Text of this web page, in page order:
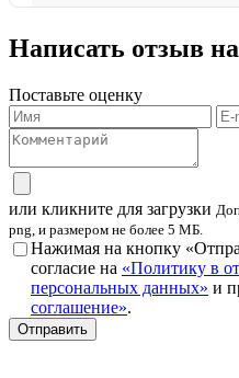
Написать отзыв на
Поставьте оценку
или кликните для загрузки
png, и размером не более 5 МБ.
Нажимая на кнопку
согласие на «Политику в
персональных данных» и
соглашение».